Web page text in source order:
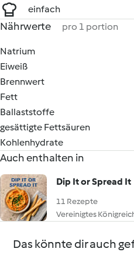
einfach
Nährwerte pro 1 portion
Natrium
Eiweiß
Brennwert
Fett
Ballaststoffe
gesättigte Fettsäuren
Kohlenhydrate
Auch enthalten in
Dip It or Spread It
11 Rezepte
Vereinigtes
Das könnte dir auch